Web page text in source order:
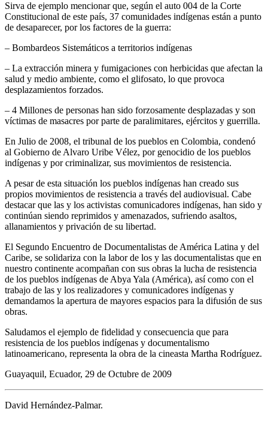
Sirva de ejemplo mencionar que, según el auto 004 de la Corte
Constitucional de este país, 37 comunidades indígenas están a punto
de desaparecer, por los factores de la guerra:
– Bombardeos Sistemáticos a territorios indígenas
– La extracción minera y fumigaciones con herbicidas que afectan la
salud y medio ambiente, como el glifosato, lo que provoca
desplazamientos forzados.
– 4 Millones de personas han sido forzosamente desplazadas y son
víctimas de masacres por parte de paralimitares, ejércitos y guerrilla.
En Julio de 2008, el tribunal de los pueblos en Colombia, condenó
al Gobierno de Alvaro Uribe Vélez, por genocidio de los pueblos
indígenas y por criminalizar, sus movimientos de resistencia.
A pesar de esta situación los pueblos indígenas han creado sus
propios movimientos de resistencia a través del audiovisual. Cabe
destacar que las y los activistas comunicadores indígenas, han sido y
continúan siendo reprimidos y amenazados, sufriendo asaltos,
allanamientos y privación de su libertad.
El Segundo Encuentro de Documentalistas de América Latina y del
Caribe, se solidariza con la labor de los y las documentalistas que en
nuestro continente acompañan con sus obras la lucha de resistencia
de los pueblos indígenas de Abya Yala (América), así como con el
trabajo de las y los realizadores y comunicadores indígenas y
demandamos la apertura de mayores espacios para la difusión de sus
obras.
Saludamos el ejemplo de fidelidad y consecuencia que para
resistencia de los pueblos indígenas y documentalismo
latinoamericano, representa la obra de la cineasta Martha Rodríguez.
Guayaquil, Ecuador, 29 de Octubre de 2009
David Hernández-Palmar.